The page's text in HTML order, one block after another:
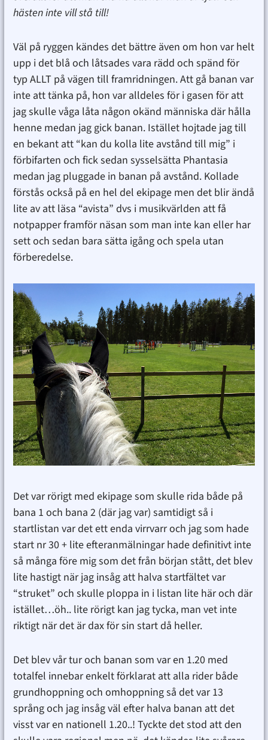
hästen inte vill stå till!
Väl på ryggen kändes det bättre även om hon var helt
upp i det blå och låtsades vara rädd och spänd för
typ ALLT på vägen till framridningen. Att gå banan var
inte att tänka på, hon var alldeles för i gasen för att
jag skulle våga låta någon okänd människa där hålla
henne medan jag gick banan. Istället hojtade jag till
en bekant att “kan du kolla lite avstånd till mig” i
förbifarten och fick sedan sysselsätta Phantasia
medan jag pluggade in banan på avstånd. Kollade
förstås också på en hel del ekipage men det blir ändå
lite av att läsa “avista” dvs i musikvärlden att få
notpapper framför näsan som man inte kan eller har
sett och sedan bara sätta igång och spela utan
förberedelse.
Det var rörigt med ekipage som skulle rida både på
bana 1 och bana 2 (där jag var) samtidigt så i
startlistan var det ett enda virrvarr och jag som hade
start nr 30 + lite efteranmälningar hade definitivt inte
så många före mig som det från början stått, det blev
lite hastigt när jag insåg att halva startfältet var
“struket” och skulle ploppa in i listan lite här och där
istället…öh.. lite rörigt kan jag tycka, man vet inte
riktigt när det är dax för sin start då heller.
Det blev vår tur och banan som var en 1.20 med
totalfel innebar enkelt förklarat att alla rider både
grundhoppning och omhoppning så det var 13
språng och jag insåg väl efter halva banan att det
visst var en nationell 1.20..! Tyckte det stod att den